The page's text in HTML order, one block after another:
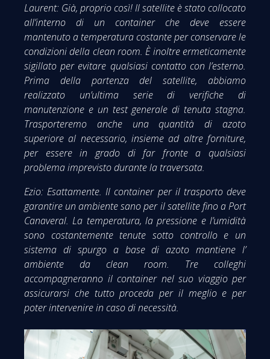
Laurent: Già, proprio così! Il satellite è stato collocato
all’interno di un container che deve essere
mantenuto a temperatura costante per conservare le
condizioni della clean room. È inoltre ermeticamente
sigillato per evitare qualsiasi contatto con l’esterno.
Prima della partenza del satellite, abbiamo
realizzato un’ultima serie di verifiche di
manutenzione e un test generale di tenuta stagna.
Trasporteremo anche una quantità di azoto
superiore al necessario, insieme ad altre forniture,
per essere in grado di far fronte a qualsiasi
problema imprevisto durante la traversata.
Ezio: Esattamente. Il container per il trasporto deve
garantire un ambiente sano per il satellite fino a Port
Canaveral. La temperatura, la pressione e l’umidità
sono costantemente tenute sotto controllo e un
sistema di spurgo a base di azoto mantiene l’
ambiente da clean room. Tre colleghi
accompagneranno il container nel suo viaggio per
assicurarsi che tutto proceda per il meglio e per
poter intervenire in caso di necessità.